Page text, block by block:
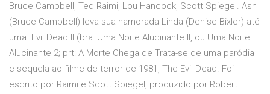
Bruce Campbell, Ted Raimi, Lou Hancock, Scott Spiegel. Ash
(Bruce Campbell) leva sua namorada Linda (Denise Bixler) até
uma Evil Dead II (bra: Uma Noite Alucinante II, ou Uma Noite
Alucinante 2; prt: A Morte Chega de Trata-se de uma paródia
e sequela ao filme de terror de 1981, The Evil Dead. Foi
escrito por Raimi e Scott Spiegel, produzido por Robert